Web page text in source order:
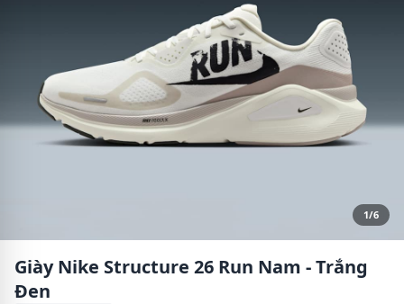
1/6
Giày Nike Structure 26 Run Nam - Trắng
Đen